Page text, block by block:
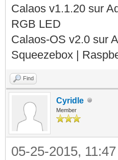
Calaos v1.1.20 sur
RGB LED
Calaos-OS v2.0 sur
Squeezebox |
Find
Cyridle
Member
05-25-2015,